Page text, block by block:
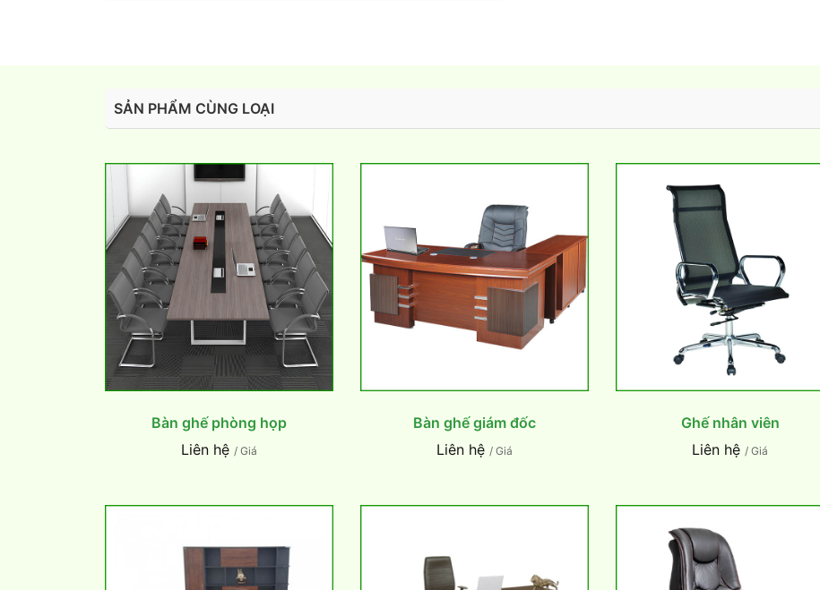
SẢN PHẨM CÙNG LOẠI
Bàn ghế phòng họp
Liên hệ / Giá
Bàn ghế giám đốc
Liên hệ / Giá
Ghế nhân viên
Liên hệ / Giá